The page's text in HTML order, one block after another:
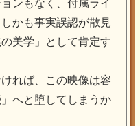
ンもなく、付属ライ
かも事実誤認が散見
美学」として肯定す
れば、この映像は容
へと堕してしまうか